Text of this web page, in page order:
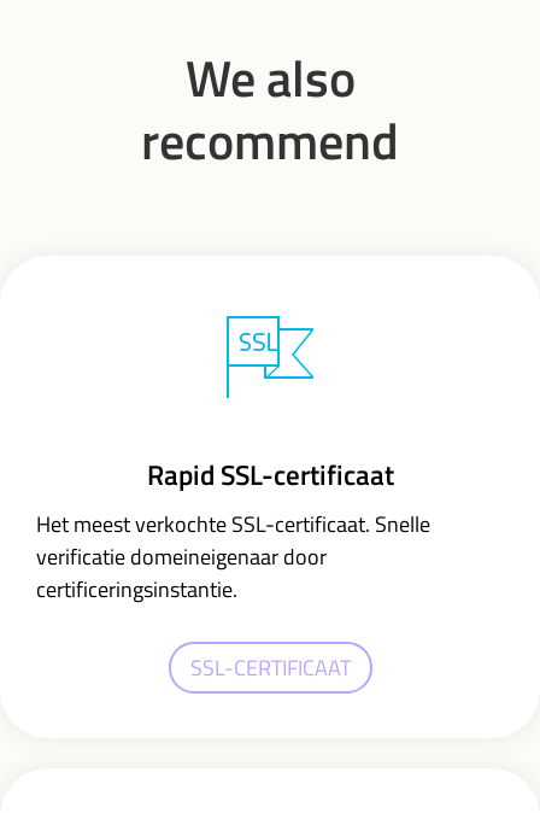
We also
recommend
Rapid SSL-certificaat
Het meest verkochte SSL-certificaat. Snelle
verificatie domeineigenaar door
certificeringsinstantie.
SSL-CERTIFICAAT